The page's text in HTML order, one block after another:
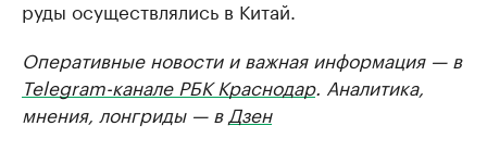
руды осуществлялись в Китай.
Оперативные новости и важная информация — в
Telegram-канале РБК Краснодар. Аналитика,
мнения, лонгриды — в Дзен